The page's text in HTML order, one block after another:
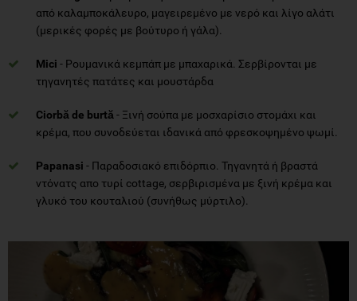
από καλαμποκάλευρο, μαγειρεμένο με νερό και λίγο αλάτι
(μερικές φορές με βούτυρο ή γάλα).
Mici - Ρουμανικά κεμπάπ με μπαχαρικά. Σερβίρονται με
τηγανητές πατάτες και μουστάρδα
Ciorbă de burtă - Ξινή σούπα με μοσχαρίσιο στομάχι και
κρέμα, που συνοδεύεται ιδανικά από φρεσκοψημένο ψωμί.
Papanasi - Παραδοσιακό επιδόρπιο. Τηγανητά ή βραστά
ντόνατς απο τυρί cottage, σερβιρισμένα με ξινή κρέμα και
γλυκό του κουταλιού (συνήθως μύρτιλο).